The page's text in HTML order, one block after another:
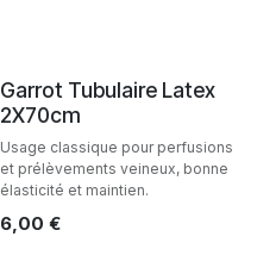
Garrot Tubulaire Latex
2X70cm
Usage classique pour perfusions
et prélèvements veineux, bonne
élasticité et maintien.
6,00 €